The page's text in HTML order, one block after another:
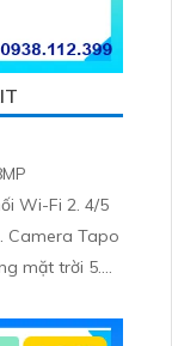
Wi-Fi 2. 4/5
Camera Tapo
mặt trời 5.